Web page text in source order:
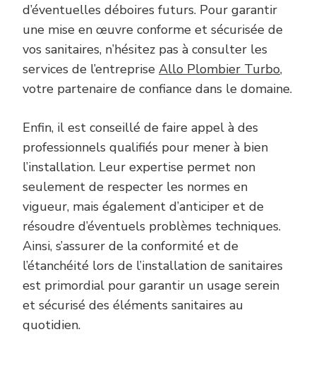
d’éventuelles déboires futurs. Pour garantir
une mise en œuvre conforme et sécurisée de
vos sanitaires, n’hésitez pas à consulter les
services de l’entreprise Allo Plombier Turbo,
votre partenaire de confiance dans le domaine.
Enfin, il est conseillé de faire appel à des
professionnels qualifiés pour mener à bien
l’installation. Leur expertise permet non
seulement de respecter les normes en
vigueur, mais également d’anticiper et de
résoudre d’éventuels problèmes techniques.
Ainsi, s’assurer de la conformité et de
l’étanchéité lors de l’installation de sanitaires
est primordial pour garantir un usage serein
et sécurisé des éléments sanitaires au
quotidien.